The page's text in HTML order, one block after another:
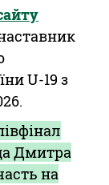
U-19 з
Дмитра
на